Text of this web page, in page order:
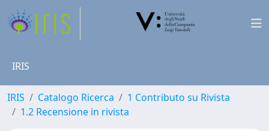
IRIS
IRIS Catalogo Ricerca
1 Contributo su Rivista
1.2 Recensione in rivista